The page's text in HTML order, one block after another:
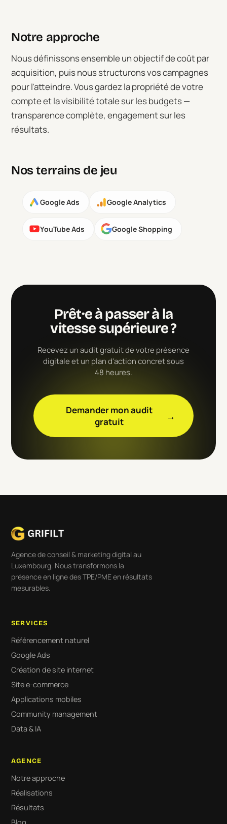
Notre approche
Nous définissons ensemble un objectif de coût par
acquisition, puis nous structurons vos campagnes
pour l'atteindre. Vous gardez la propriété de votre
compte et la visibilité totale sur les budgets —
transparence complète, engagement sur les
résultats.
Nos terrains de jeu
Google Ads Google Analytics
YouTube Ads Google Shopping
Prêt·e à passer à la
vitesse supérieure ?
Recevez un audit gratuit de votre présence
digitale et un plan d'action concret sous
48 heures.
Demander mon audit
gratuit
→
Agence de conseil & marketing digital au
Luxembourg. Nous transformons la
présence en ligne des TPE/PME en résultats
mesurables.
SERVICES
Référencement naturel
Google Ads
Création de site internet
Site e-commerce
Applications mobiles
Community management
Data & IA
AGENCE
Notre approche
Réalisations
Résultats